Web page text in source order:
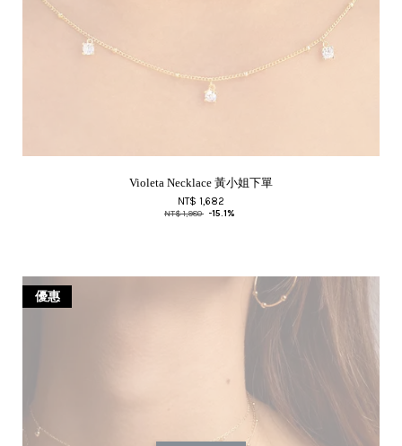
Violeta Necklace 黃小姐下單
NT$ 1,682
NT$ 1,980 -15.1%
優惠